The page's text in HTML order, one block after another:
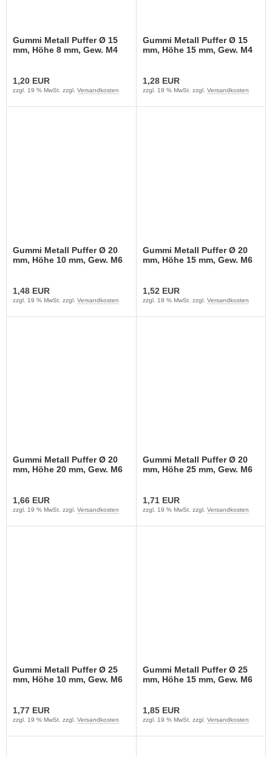
Gummi Metall Puffer Ø 15
mm, Höhe 8 mm, Gew. M4
1,20 EUR
zzgl. 19 % MwSt. zzgl. Versandkosten
Gummi Metall Puffer Ø 15
mm, Höhe 15 mm, Gew. M4
1,28 EUR
zzgl. 19 % MwSt. zzgl. Versandkosten
Gummi Metall Puffer Ø 20
mm, Höhe 10 mm, Gew. M6
1,48 EUR
zzgl. 19 % MwSt. zzgl. Versandkosten
Gummi Metall Puffer Ø 20
mm, Höhe 15 mm, Gew. M6
1,52 EUR
zzgl. 19 % MwSt. zzgl. Versandkosten
Gummi Metall Puffer Ø 20
mm, Höhe 20 mm, Gew. M6
1,66 EUR
zzgl. 19 % MwSt. zzgl. Versandkosten
Gummi Metall Puffer Ø 20
mm, Höhe 25 mm, Gew. M6
1,71 EUR
zzgl. 19 % MwSt. zzgl. Versandkosten
Gummi Metall Puffer Ø 25
mm, Höhe 10 mm, Gew. M6
1,77 EUR
zzgl. 19 % MwSt. zzgl. Versandkosten
Gummi Metall Puffer Ø 25
mm, Höhe 15 mm, Gew. M6
1,85 EUR
zzgl. 19 % MwSt. zzgl. Versandkosten